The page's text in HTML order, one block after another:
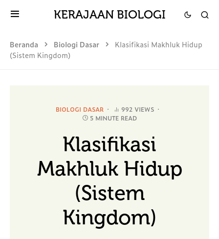
KERAJAAN BIOLOGI
Beranda Biologi Dasar
Klasifikasi Makhluk Hidup
(Sistem Kingdom)
BIOLOGI DASAR
992 VIEWS
5 MINUTE READ
Klasifikasi
Makhluk Hidup
(Sistem
Kingdom)